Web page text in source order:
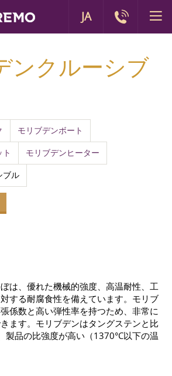
ンクルーシブ
モリブデンボート
モリブデンヒーター
ブル
は、優れた機械的強度、高温耐性、工
する耐腐食性を備えています。モリブ
係数と高い弾性率を持つため、非常に
ます。モリブデンはタングステンと比
製品の比強度が高い（1370°C以下の温
JA